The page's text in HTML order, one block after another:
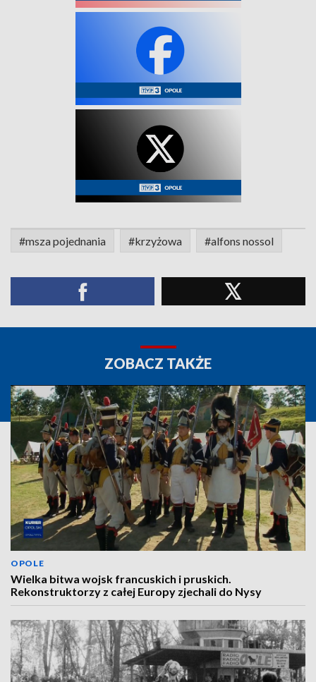
#msza pojednania #krzyżowa #alfons nossol
ZOBACZ TAKŻE
OPOLE
Wielka bitwa wojsk francuskich i pruskich.
Rekonstruktorzy z całej Europy zjechali do Nysy